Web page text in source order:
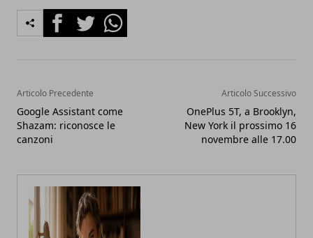
FacebookTwitterWhatsapp
Articolo Precedente
Google Assistant come
Shazam: riconosce le
canzoni
Articolo Successivo
OnePlus 5T, a Brooklyn,
New York il prossimo 16
novembre alle 17.00